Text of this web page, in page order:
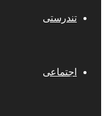
تندرستی
اجتماعی